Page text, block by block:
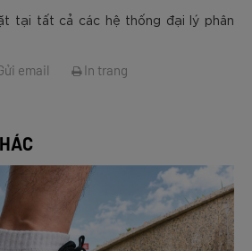
tại tất cả các hệ thống đại lý phân
email In trang